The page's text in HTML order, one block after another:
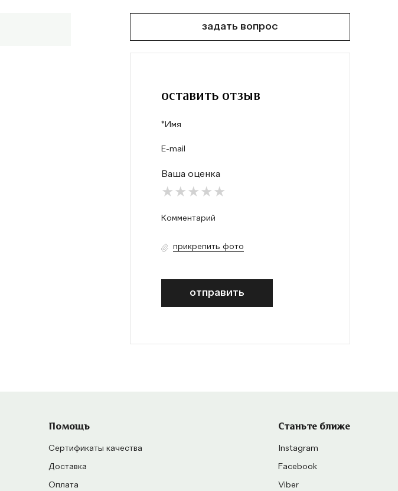
задать вопрос
оставить отзыв
Ваша оценка
прикрепить фото
отправить
Помощь
Сертификаты качества
Доставка
Оплата
Станьте ближе
Instagram
Facebook
Viber